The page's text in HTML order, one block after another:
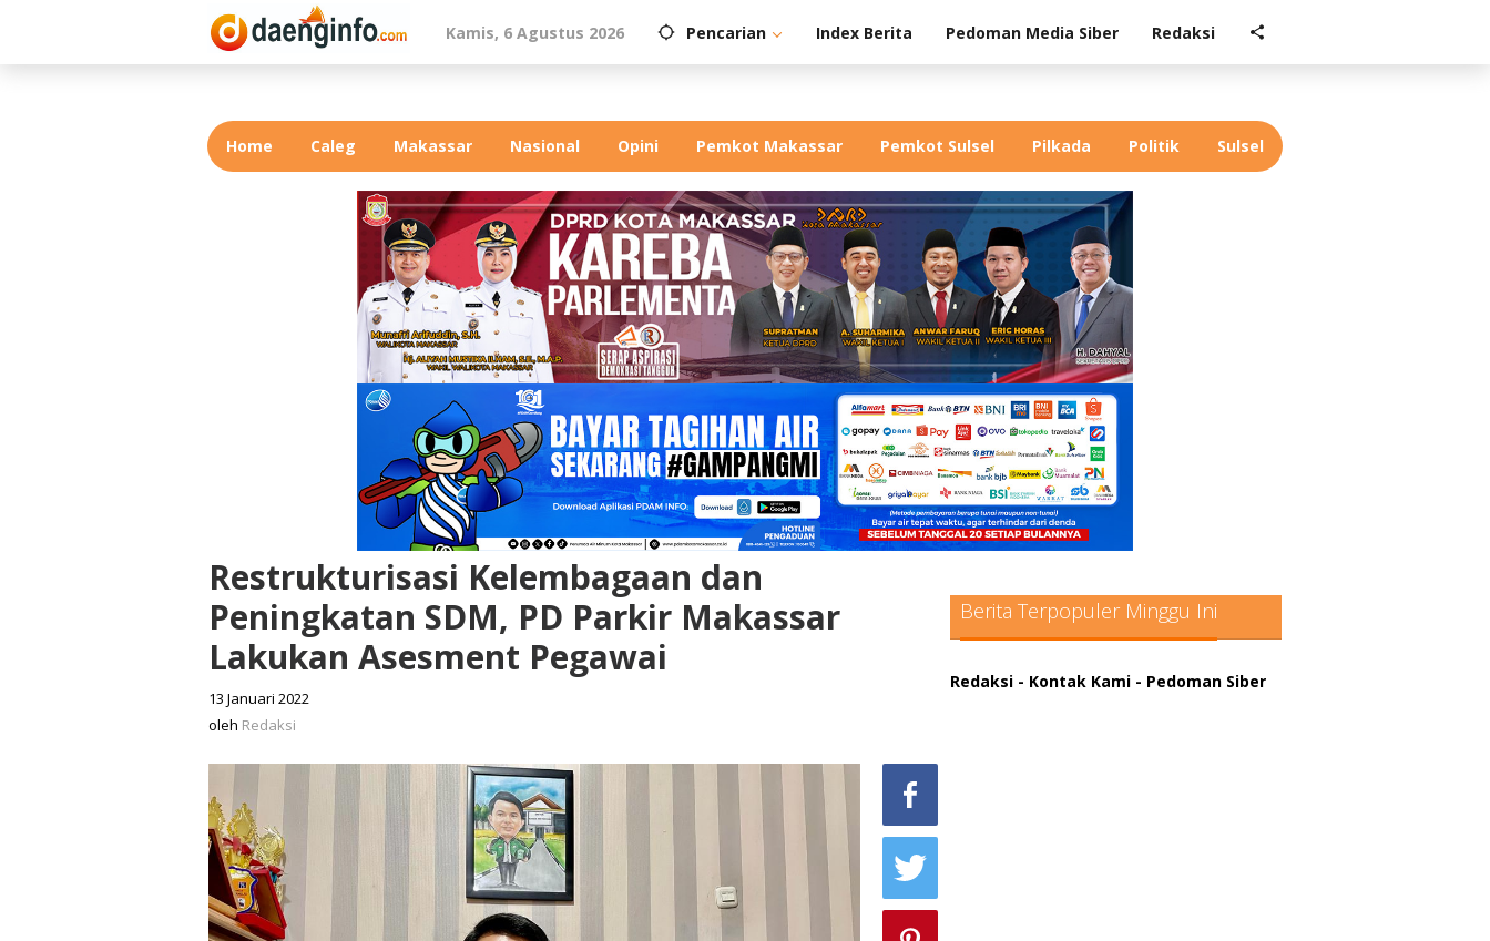
Kamis, 6 Agustus 2026 Pencarian Index Berita Pedoman Media Siber Redaksi
Home Caleg Makassar Nasional Opini Pemkot Makassar Pemkot Sulsel Pilkada Politik Sulsel
Restrukturisasi Kelembagaan dan
Peningkatan SDM, PD Parkir Makassar
Lakukan Asesment Pegawai
13 Januari 2022
oleh Redaksi
Berita Terpopuler Minggu Ini
Redaksi - Kontak Kami - Pedoman Siber